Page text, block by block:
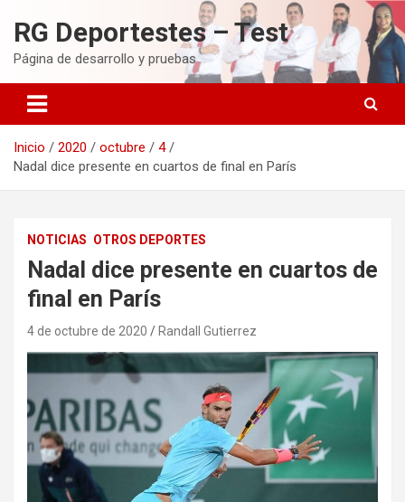
contenido
RG Deportestes – Test
Página de desarrollo y pruebas
Inicio 2020 octubre
4
Nadal dice presente en cuartos de final en París
NOTICIAS OTROS DEPORTES
Nadal dice presente en cuartos de
final en París
4 de octubre de 2020 Randall Gutierrez